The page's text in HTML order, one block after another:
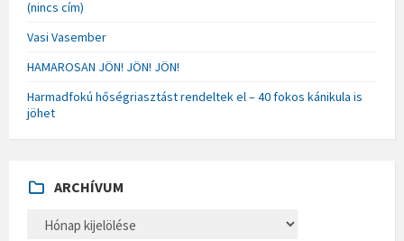
(nincs cím)
Vasi Vasember
HAMAROSAN JÖN! JÖN! JÖN!
Harmadfokú hőségriasztást rendeltek el – 40 fokos kánikula is
jöhet
ARCHÍVUM